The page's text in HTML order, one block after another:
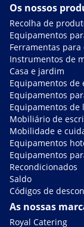
Os nossos
Recolha de
Equipamentos
Ferramentas para
Instrumentos de
Casa e jardim
Equipamentos de
Equipamentos
Equipamentos de
Mobiliário de
Mobilidade e
Equipamentos
Equipamentos
Recondicionados
Saldo
Códigos de
As nossas
Royal Catering